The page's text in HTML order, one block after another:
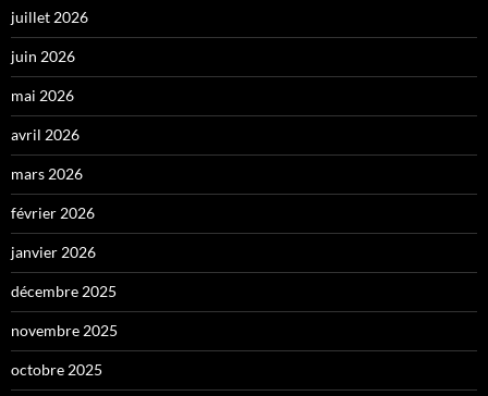
juillet 2026
juin 2026
mai 2026
avril 2026
mars 2026
février 2026
janvier 2026
décembre 2025
novembre 2025
octobre 2025